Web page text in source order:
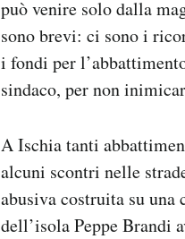
può venire solo dalla
sono brevi: ci sono i
i fondi per
sindaco, per non
A Ischia tanti
alcuni scontri nelle
abusiva costruita su
dell’isola Peppe Brandi